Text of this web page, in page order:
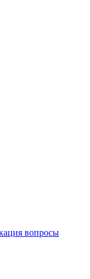
вопросы